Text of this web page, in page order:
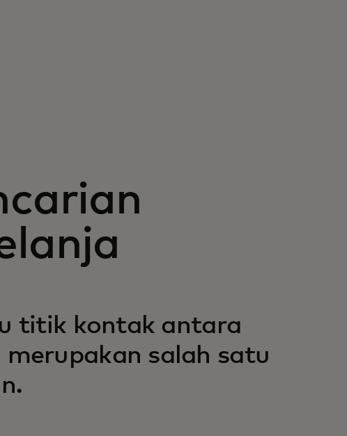
titik kontak antara
salah satu